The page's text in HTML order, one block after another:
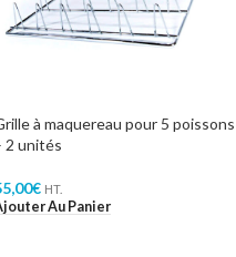
à maquereau pour 5 poissons
2 unités
€ HT.
Au Panier